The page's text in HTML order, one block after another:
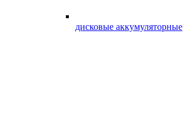
дисковые аккумуляторные